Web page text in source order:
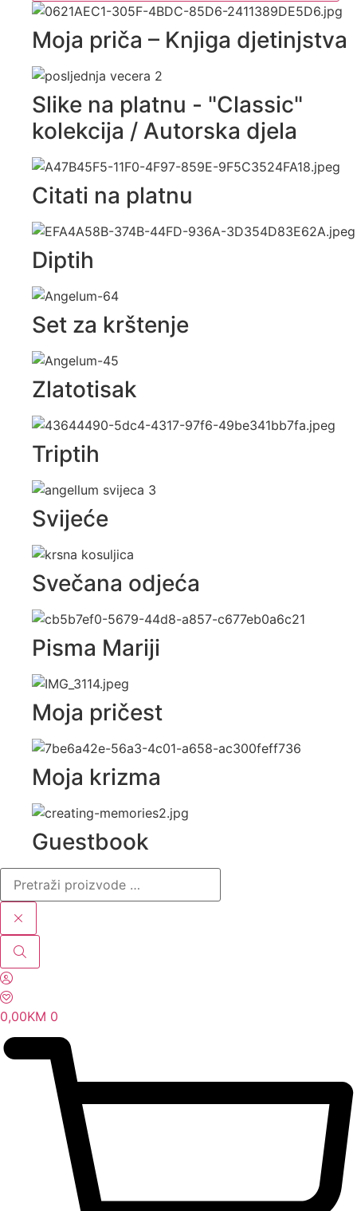
Moja priča – Knjiga djetinjstva
Slike na platnu - "Classic"
kolekcija / Autorska djela
Citati na platnu
Diptih
Set za krštenje
Zlatotisak
Triptih
Svijeće
Svečana odjeća
Pisma Mariji
Moja pričest
Moja krizma
Guestbook
Pretraži
proizvode
…
0,00KM 0